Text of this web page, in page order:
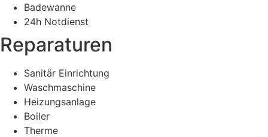
Badewanne
24h Notdienst
Reparaturen
Sanitär Einrichtung
Waschmaschine
Heizungsanlage
Boiler
Therme